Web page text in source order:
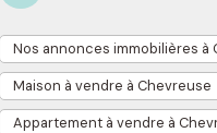
Nos annonces immobilières à
Maison à vendre à Chevreuse
Appartement à vendre à